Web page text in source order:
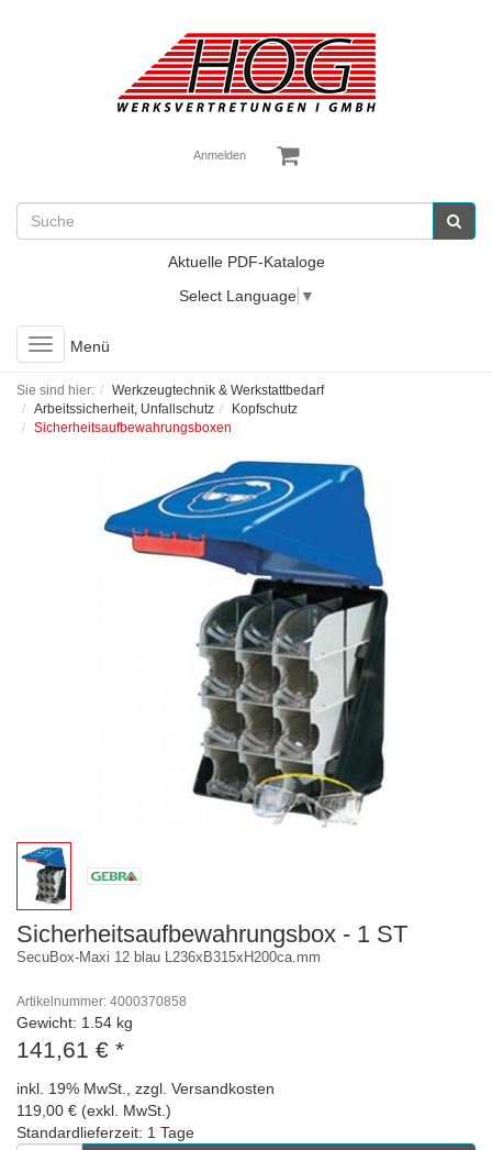
Anmelden
Aktuelle PDF-Kataloge
Select Language ▼
Toggle
navigation
Menü
Sie sind hier:
Werkzeugtechnik & Werkstattbedarf
Arbeitssicherheit, Unfallschutz
Kopfschutz
Sicherheitsaufbewahrungsboxen
Sicherheitsaufbewahrungsbox - 1 ST
SecuBox-Maxi 12 blau L236xB315xH200ca.mm
Artikelnummer: 4000370858
Gewicht: 1.54 kg
141,61 € *
inkl. 19% MwSt., zzgl. Versandkosten
119,00 € (exkl. MwSt.)
Standardlieferzeit: 1 Tage